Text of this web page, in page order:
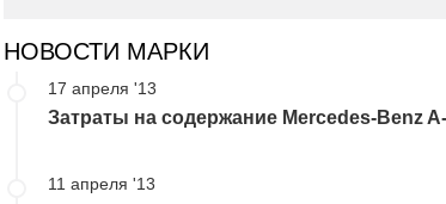
НОВОСТИ МАРКИ
17 апреля '13
Затраты на содержание Mercedes-Benz
11 апреля '13